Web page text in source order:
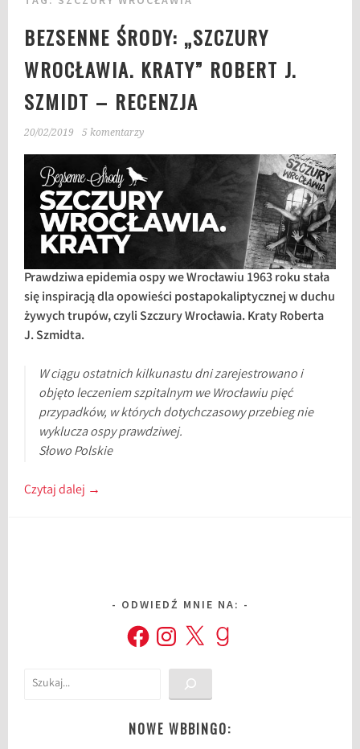
BEZSENNE ŚRODY: „SZCZURY
WROCŁAWIA. KRATY” ROBERT J.
SZMIDT – RECENZJA
20/02/2019 5 komentarzy
Prawdziwa epidemia ospy we Wrocławiu 1963 roku stała
się inspiracją dla opowieści postapokaliptycznej w duchu
żywych trupów, czyli Szczury Wrocławia. Kraty Roberta
J. Szmidta.
W ciągu ostatnich kilkunastu dni zarejestrowano i
objęto leczeniem szpitalnym we Wrocławiu pięć
przypadków, w których dotychczasowy przebieg nie
wyklucza ospy prawdziwej.
Słowo Polskie
Czytaj dalej →
ODWIEDŹ MNIE NA:
FacebookInstagram
X Goodreads
Szukaj
NOWE WBBINGO: